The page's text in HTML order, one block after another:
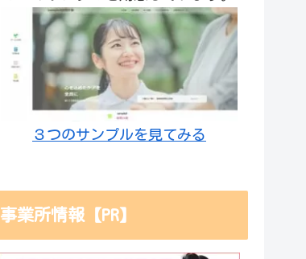
３つのサンプルを見てみる
事業所情報【PR】